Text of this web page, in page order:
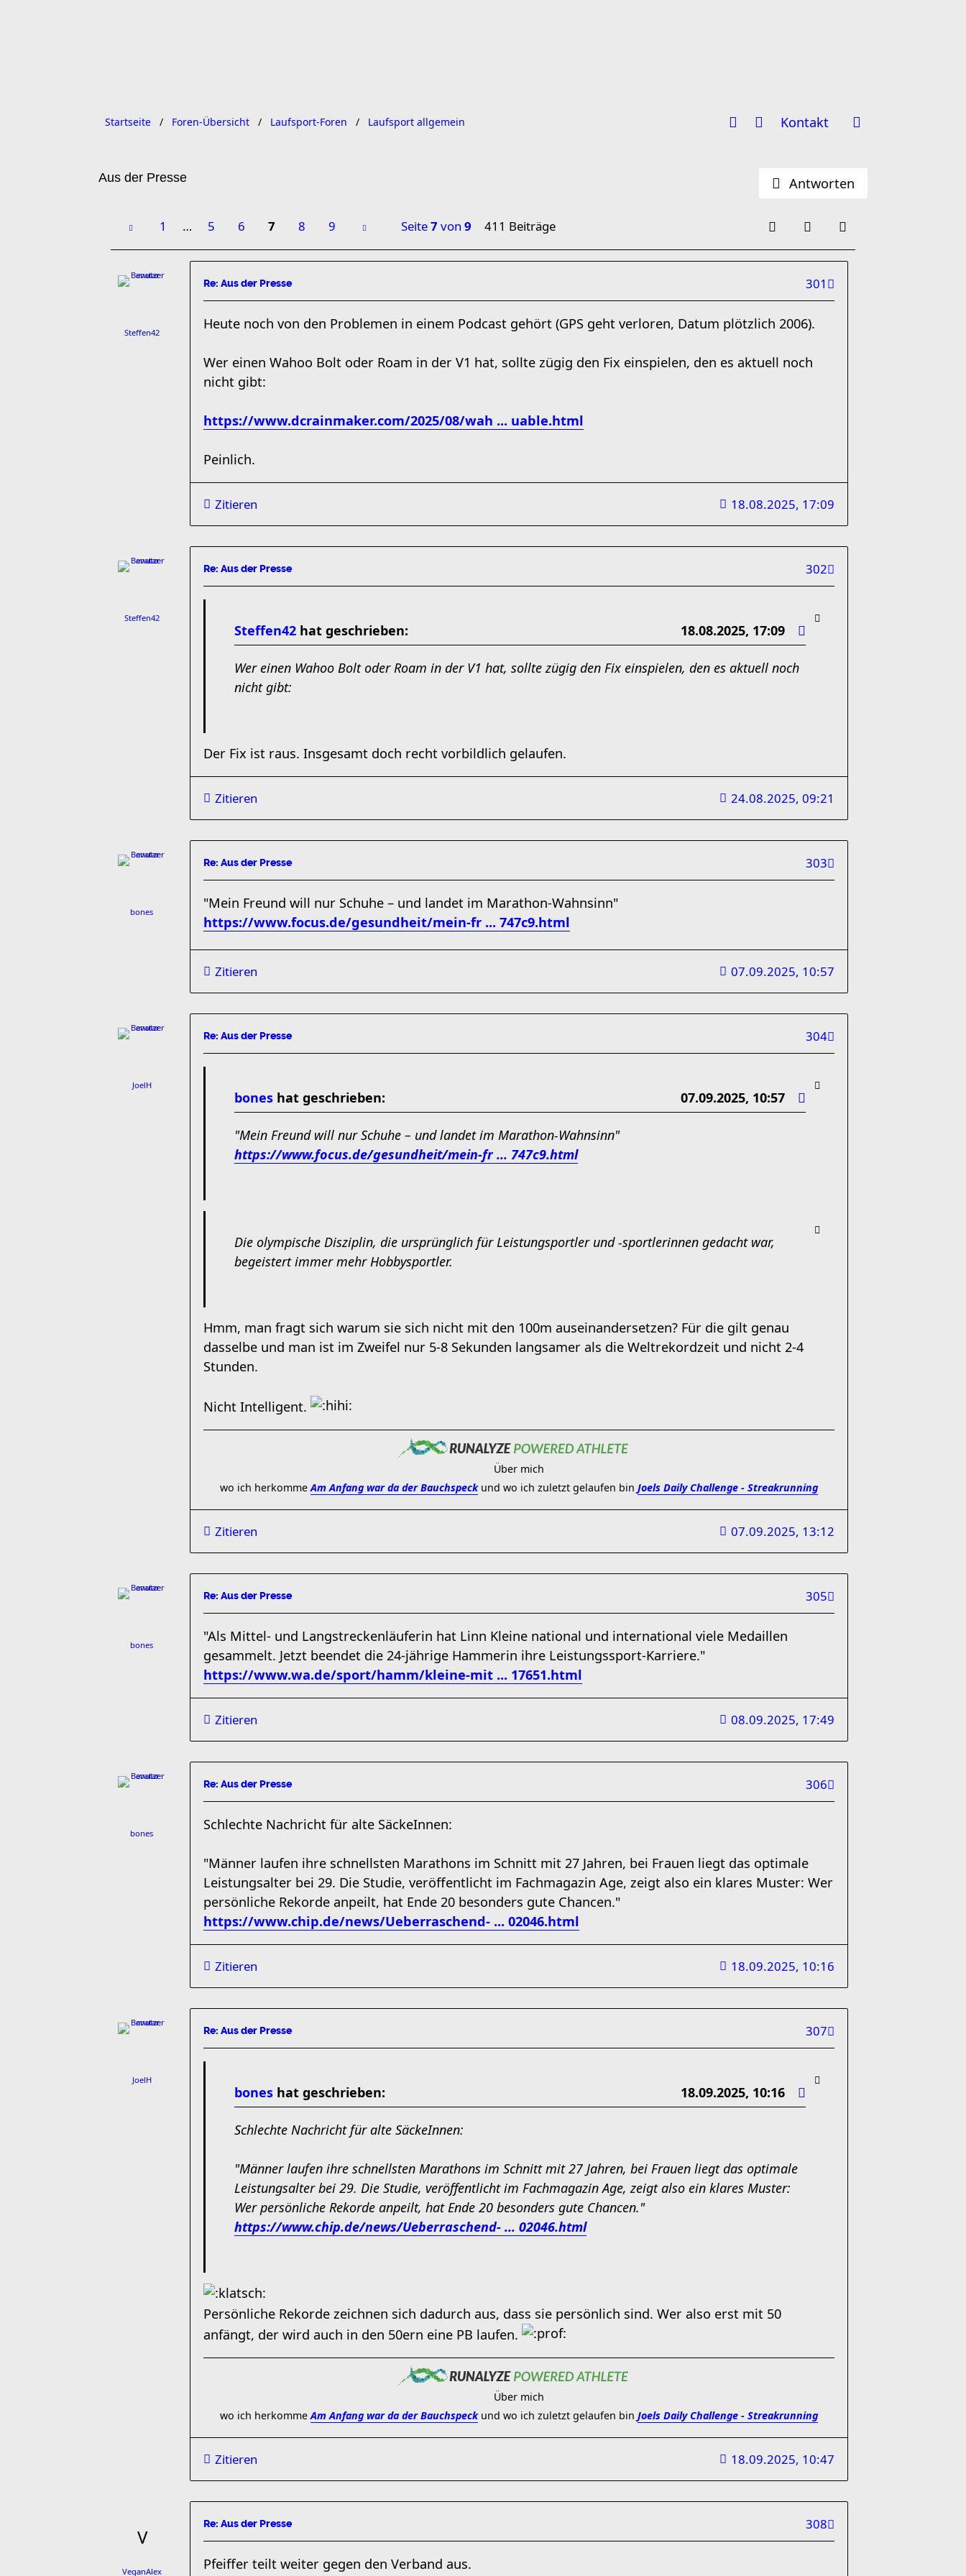
Kontakt
Startseite Foren-Übersicht Laufsport-Foren Laufsport allgemein
Aus der Presse Antworten
1 … 5 6 7 8 9 Seite7 von 9 411 Beiträge
Steffen42
Re: Aus der Presse 301
Heute noch von den Problemen in einem Podcast gehört (GPS geht verloren, Datum plötzlich 2006).
Wer einen Wahoo Bolt oder Roam in der V1 hat, sollte zügig den Fix einspielen, den es aktuell noch
nicht gibt:
https://www.dcrainmaker.com/2025/08/wah ... uable.html
Peinlich.
Zitieren 18.08.2025, 17:09
Steffen42
Re: Aus der Presse 302
Steffen42 hat geschrieben: 18.08.2025, 17:09
Wer einen Wahoo Bolt oder Roam in der V1 hat, sollte zügig den Fix einspielen, den es aktuell noch
nicht gibt:
Der Fix ist raus. Insgesamt doch recht vorbildlich gelaufen.
Zitieren 24.08.2025, 09:21
bones
Re: Aus der Presse 303
"Mein Freund will nur Schuhe – und landet im Marathon-Wahnsinn"
https://www.focus.de/gesundheit/mein-fr ... 747c9.html
Zitieren 07.09.2025, 10:57
JoelH
Re: Aus der Presse 304
bones hat geschrieben: 07.09.2025, 10:57
"Mein Freund will nur Schuhe – und landet im Marathon-Wahnsinn"
https://www.focus.de/gesundheit/mein-fr ... 747c9.html
Die olympische Disziplin, die ursprünglich für Leistungsportler und -sportlerinnen gedacht war,
begeistert immer mehr Hobbysportler.
Hmm, man fragt sich warum sie sich nicht mit den 100m auseinandersetzen? Für die gilt genau
dasselbe und man ist im Zweifel nur 5-8 Sekunden langsamer als die Weltrekordzeit und nicht 2-4
Stunden.
Nicht Intelligent.
Über mich
wo ich herkommeAm Anfang war da der Bauchspeckund wo ich zuletzt gelaufen bin Joels Daily Challenge - Streakrunning
Zitieren 07.09.2025, 13:12
bones
Re: Aus der Presse 305
"Als Mittel- und Langstreckenläuferin hat Linn Kleine national und international viele Medaillen
gesammelt. Jetzt beendet die 24-jährige Hammerin ihre Leistungssport-Karriere."
https://www.wa.de/sport/hamm/kleine-mit ... 17651.html
Zitieren 08.09.2025, 17:49
bones
Re: Aus der Presse 306
Schlechte Nachricht für alte SäckeInnen:
"Männer laufen ihre schnellsten Marathons im Schnitt mit 27 Jahren, bei Frauen liegt das optimale
Leistungsalter bei 29. Die Studie, veröffentlicht im Fachmagazin Age, zeigt also ein klares Muster: Wer
persönliche Rekorde anpeilt, hat Ende 20 besonders gute Chancen."
https://www.chip.de/news/Ueberraschend- ... 02046.html
Zitieren 18.09.2025, 10:16
JoelH
Re: Aus der Presse 307
bones hat geschrieben: 18.09.2025, 10:16
Schlechte Nachricht für alte SäckeInnen:
"Männer laufen ihre schnellsten Marathons im Schnitt mit 27 Jahren, bei Frauen liegt das optimale
Leistungsalter bei 29. Die Studie, veröffentlicht im Fachmagazin Age, zeigt also ein klares Muster:
Wer persönliche Rekorde anpeilt, hat Ende 20 besonders gute Chancen."
https://www.chip.de/news/Ueberraschend- ... 02046.html
Persönliche Rekorde zeichnen sich dadurch aus, dass sie persönlich sind. Wer also erst mit 50
anfängt, der wird auch in den 50ern eine PB laufen.
Über mich
wo ich herkommeAm Anfang war da der Bauchspeckund wo ich zuletzt gelaufen bin Joels Daily Challenge - Streakrunning
Zitieren 18.09.2025, 10:47
VeganAlex
Re: Aus der Presse 308
Pfeiffer teilt weiter gegen den Verband aus.